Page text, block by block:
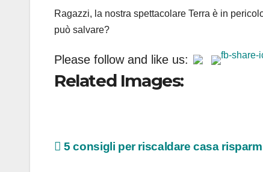
Ragazzi, la nostra spettacolare Terra è in
può salvare?
Please follow and like us:
Related Images:
Navigazione
5 consigli per riscaldare casa